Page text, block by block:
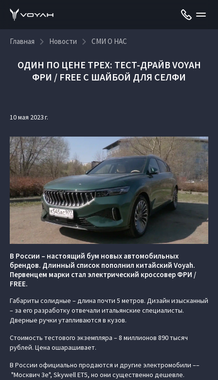
Главная Новости СМИ О НАС
ОДИН ПО ЦЕНЕ ТРЕХ: ТЕСТ-ДРАЙВ VOYAH
ФРИ / FREE С ШАЙБОЙ ДЛЯ СЕЛФИ
10 мая 2023 г.
В России – настоящий бум новых автомобильных
брендов. Длинный список пополнил китайский Voyah.
Первенцем марки стал электрический кроссовер ФРИ /
FREE.
Габариты солидные – длина почти 5 метров. Дизайн изысканный
– за его разработку отвечали итальянские специалисты.
Дверные ручки утапливаются в кузов.
Стоимость тестового экземпляра – 8 миллионов 890 тысяч
рублей. Цена ошарашивает.
В России официально продаются и другие электромобили ––
"Москвич 3е", Skywell ET5, но они существенно дешевле.